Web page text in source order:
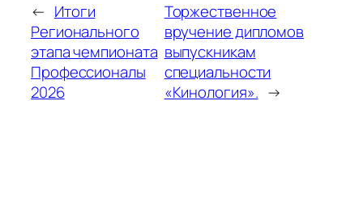
← Итоги
Регионального
этапа чемпионата
Профессионалы
2026
Торжественное
вручение дипломов
выпускникам
специальности
«Кинология». →